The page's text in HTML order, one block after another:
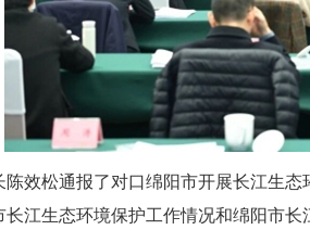
效松通报了对口绵阳市开展长江生
江生态环境保护工作情况和绵阳市